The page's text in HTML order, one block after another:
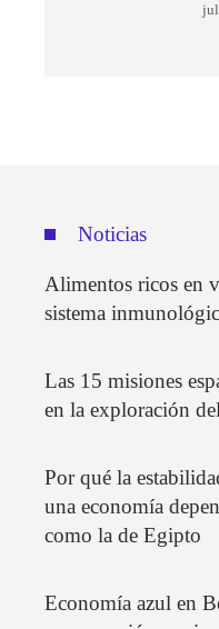
Noticias
Alimentos ricos en
sistema
Las 15 misiones
en la exploración
Por qué la
una economía
como la de Egipto
Economía azul en